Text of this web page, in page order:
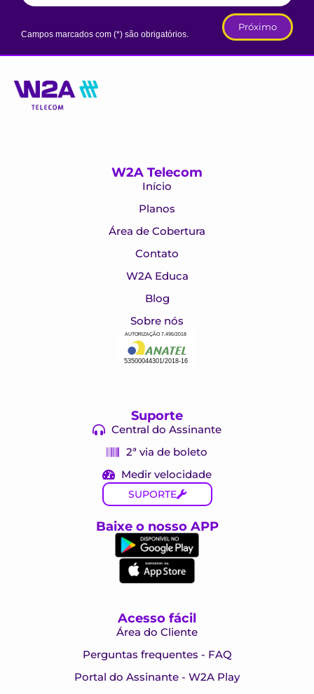
Próximo
Campos marcados com (*) são obrigatórios.
W2A Telecom
Início
Planos
Área de Cobertura
Contato
W2A Educa
Blog
Sobre nós
Suporte
Central do Assinante
2ª via de boleto
Medir velocidade
SUPORTE
Baixe o nosso APP
Acesso fácil
Área do Cliente
Perguntas frequentes - FAQ
Portal do Assinante - W2A Play